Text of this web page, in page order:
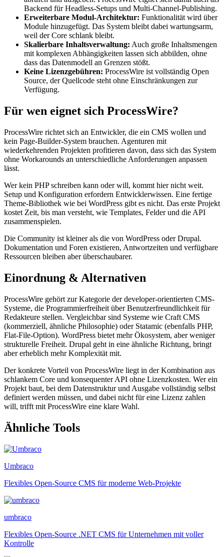
Backend für Headless-Setups und Multi-Channel-Publishing.
Erweiterbare Modul-Architektur: Funktionalität wird über
Module hinzugefügt. Das System bleibt dabei wartungsarm,
weil der Core schlank bleibt.
Skalierbare Inhaltsverwaltung: Auch große Inhaltsmengen
mit komplexen Abhängigkeiten lassen sich abbilden, ohne
dass das Datenmodell an Grenzen stößt.
Keine Lizenzgebühren: ProcessWire ist vollständig Open
Source, der Quellcode steht ohne Einschränkungen zur
Verfügung.
Für wen eignet sich ProcessWire?
ProcessWire richtet sich an Entwickler, die ein CMS wollen und
kein Page-Builder-System brauchen. Agenturen mit
wiederkehrenden Projekten profitieren davon, dass sich das System
ohne Workarounds an unterschiedliche Anforderungen anpassen
lässt.
Wer kein PHP schreiben kann oder will, kommt hier nicht weit.
Setup und Konfiguration erfordern Entwicklerwissen. Eine fertige
Theme-Bibliothek wie bei WordPress gibt es nicht. Das erste Projekt
kostet Zeit, bis man versteht, wie Templates, Felder und die API
zusammenspielen.
Die Community ist kleiner als die von WordPress oder Drupal.
Dokumentation und Foren existieren, Antwortzeiten und verfügbare
Ressourcen bleiben aber überschaubarer.
Einordnung & Alternativen
ProcessWire gehört zur Kategorie der developer-orientierten CMS-
Systeme, die Programmierfreiheit über Benutzerfreundlichkeit für
Redakteure stellen. Vergleichbar sind Systeme wie Craft CMS
(kommerziell, ähnliche Philosophie) oder Statamic (ebenfalls PHP,
Flat-File-Option). WordPress bietet mehr Ökosystem, aber weniger
strukturelle Freiheit. Drupal geht in eine ähnliche Richtung, bringt
aber erheblich mehr Komplexität mit.
Der konkrete Vorteil von ProcessWire liegt in der Kombination aus
schlankem Core und konsequenter API ohne Lizenzkosten. Wer ein
Projekt baut, bei dem Datenstruktur und Ausgabe vollständig selbst
definiert werden müssen, und dabei nicht für eine Lizenz zahlen
will, trifft mit ProcessWire eine klare Wahl.
Ähnliche Tools
Umbraco
Flexibles Open-Source CMS für moderne Web-Projekte
umbraco
Flexibles Open-Source .NET CMS für Unternehmen mit voller
Kontrolle